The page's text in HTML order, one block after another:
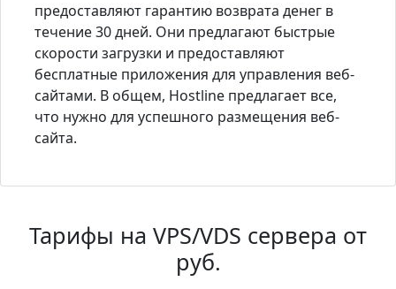
предоставляют гарантию возврата денег в
течение 30 дней. Они предлагают быстрые
скорости загрузки и предоставляют
бесплатные приложения для управления веб-
сайтами. В общем, Hostline предлагает все,
что нужно для успешного размещения веб-
сайта.
Тарифы на VPS/VDS сервера от
руб.